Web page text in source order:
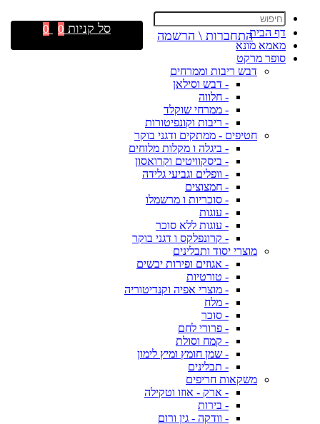
דף הבית
מאמא מונא
סופר מרקט
דבש ריבות וממרחים
- דבש וסילאן
- חלווה
- ממרחי שוקלד
- ריבות וקונפיטורות
חטיפים - ממתקים ודגני בוקר
- ביגלה ו מקלות מלוחים
- ביסקוויטים וקרואסון
- וופלים וגביעי גלידה
- חמצוצים
- סוכריות ו מרשמלו
- עוגות
- עוגות ללא סוכר
- קרונפלקס ו דגני בוקר
מוצרי יסוד ותבלינים
- אגוזים ופירות יבשים
- טורטיות
- מוצרי אפיה וקנדיטוריה
- מלח
- סוכר
- פרורי לחם
- קמח וסולת
- שמן חומץ ומיץ לימון
- תבלינים
משקאות חריפים
- ארק - אוזו וטקילה
- בירות
- וודקה - גין ורום
התחברות \ הרשמה סל קניות 0
0